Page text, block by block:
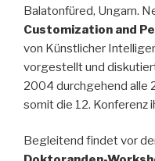
Balatonfüred, Ungarn.
Customization and
von Künstlicher
vorgestellt und
2004 durchgehend alle
somit die 12. Konferenz
Begleitend findet vor